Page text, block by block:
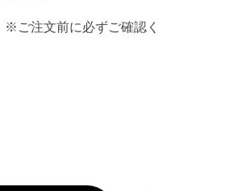
※ご注文前に必ずご確認く